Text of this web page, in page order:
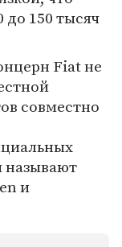
до 150 тысяч
Fiat не
совместно
называют
и